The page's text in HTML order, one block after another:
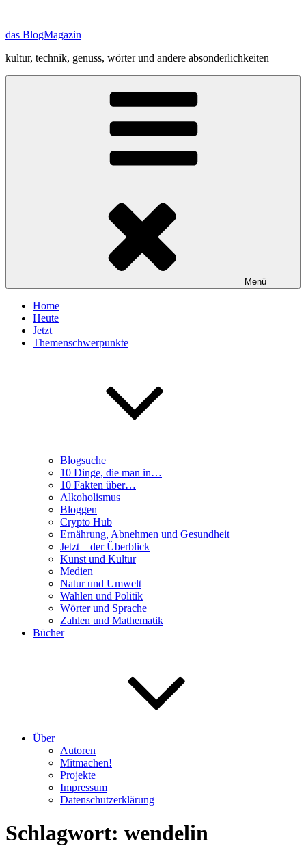
springen
das BlogMagazin
kultur, technik, genuss, wörter und andere absonderlichkeiten
Menü
Home
Heute
Jetzt
Themenschwerpunkte
Blogsuche
10 Dinge, die man in…
10 Fakten über…
Alkoholismus
Bloggen
Crypto Hub
Ernährung, Abnehmen und Gesundheit
Jetzt – der Überblick
Kunst und Kultur
Medien
Natur und Umwelt
Wahlen und Politik
Wörter und Sprache
Zahlen und Mathematik
Bücher
Über
Autoren
Mitmachen!
Projekte
Impressum
Datenschutzerklärung
Schlagwort: wendelin